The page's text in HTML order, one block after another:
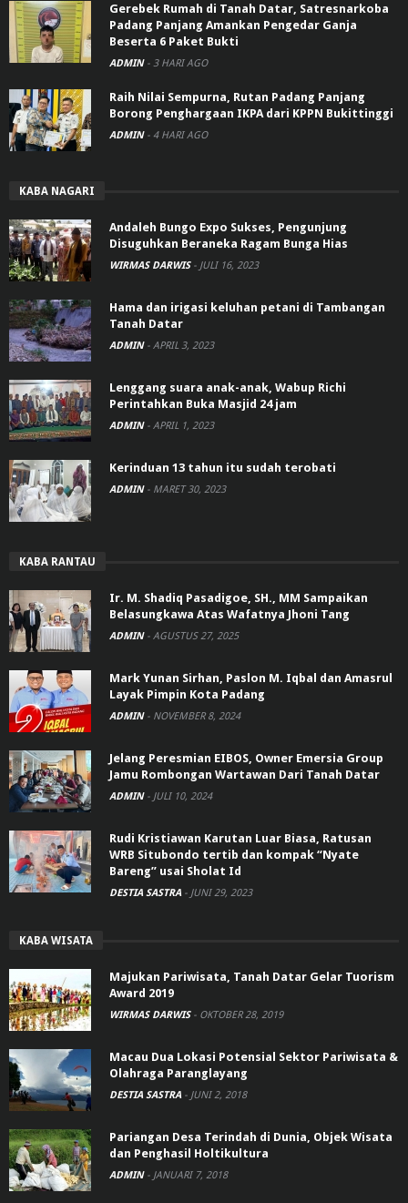
Gerebek Rumah di Tanah Datar, Satresnarkoba
Padang Panjang Amankan Pengedar Ganja
Beserta 6 Paket Bukti
ADMIN - 3 HARI AGO
Raih Nilai Sempurna, Rutan Padang Panjang
Borong Penghargaan IKPA dari KPPN Bukittinggi
ADMIN - 4 HARI AGO
KABA NAGARI
Andaleh Bungo Expo Sukses, Pengunjung
Disuguhkan Beraneka Ragam Bunga Hias
WIRMAS DARWIS - JULI 16, 2023
Hama dan irigasi keluhan petani di Tambangan
Tanah Datar
ADMIN - APRIL 3, 2023
Lenggang suara anak-anak, Wabup Richi
Perintahkan Buka Masjid 24 jam
ADMIN - APRIL 1, 2023
Kerinduan 13 tahun itu sudah terobati
ADMIN - MARET 30, 2023
KABA RANTAU
Ir. M. Shadiq Pasadigoe, SH., MM Sampaikan
Belasungkawa Atas Wafatnya Jhoni Tang
ADMIN - AGUSTUS 27, 2025
Mark Yunan Sirhan, Paslon M. Iqbal dan Amasrul
Layak Pimpin Kota Padang
ADMIN - NOVEMBER 8, 2024
Jelang Peresmian EIBOS, Owner Emersia Group
Jamu Rombongan Wartawan Dari Tanah Datar
ADMIN - JULI 10, 2024
Rudi Kristiawan Karutan Luar Biasa, Ratusan
WRB Situbondo tertib dan kompak “Nyate
Bareng” usai Sholat Id
DESTIA SASTRA - JUNI 29, 2023
KABA WISATA
Majukan Pariwisata, Tanah Datar Gelar Tuorism
Award 2019
WIRMAS DARWIS - OKTOBER 28, 2019
Macau Dua Lokasi Potensial Sektor Pariwisata &
Olahraga Paranglayang
DESTIA SASTRA - JUNI 2, 2018
Pariangan Desa Terindah di Dunia, Objek Wisata
dan Penghasil Holtikultura
ADMIN - JANUARI 7, 2018